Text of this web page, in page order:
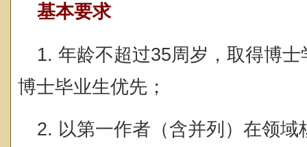
基本要求
1. 年龄不超过35周岁，取得博
博士毕业生优先；
2. 以第一作者（含并列）在领